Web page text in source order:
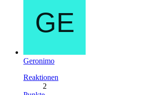
Geronimo
Reaktionen
2